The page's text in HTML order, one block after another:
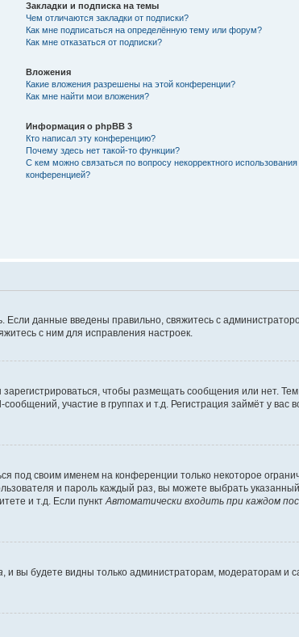
Закладки и подписка на темы
Чем отличаются закладки от подписки?
Как мне подписаться на определённую тему или форум?
Как мне отказаться от подписки?
Вложения
Какие вложения разрешены на этой конференции?
Как мне найти мои вложения?
Информация о phpBB 3
Кто написал эту конференцию?
Почему здесь нет такой-то функции?
С кем можно связаться по вопросу некорректного
конференцией?
данные введены правильно, свяжитесь с
с ним для исправления настроек.
чтобы размещать сообщения или нет.
участие в группах и т.д. Регистрация займёт у вас
под своим именем на конференции только некоторое
и пароль каждый раз, вы можете выбрать
и т.д. Если пунктАвтоматически входить при каждом
, и вы будете видны только администраторам, модераторам и